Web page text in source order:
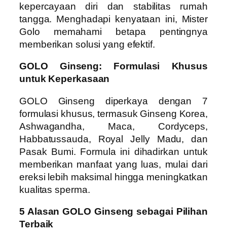
kepercayaan diri dan stabilitas rumah
tangga. Menghadapi kenyataan ini, Mister
Golo memahami betapa pentingnya
memberikan solusi yang efektif.
GOLO Ginseng: Formulasi Khusus
untuk Keperkasaan
GOLO Ginseng diperkaya dengan 7
formulasi khusus, termasuk Ginseng Korea,
Ashwagandha, Maca, Cordyceps,
Habbatussauda, Royal Jelly Madu, dan
Pasak Bumi. Formula ini dihadirkan untuk
memberikan manfaat yang luas, mulai dari
ereksi lebih maksimal hingga meningkatkan
kualitas sperma.
5 Alasan GOLO Ginseng sebagai Pilihan
Terbaik